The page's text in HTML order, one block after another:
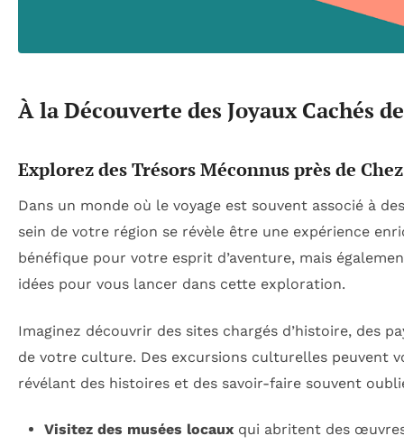
À la Découverte des Joyaux Cachés
Explorez des Trésors Méconnus près de
Dans un monde où le voyage est souvent associé à
sein de votre région se révèle être une expérience
bénéfique pour votre esprit d’aventure, mais
idées pour vous lancer dans cette exploration.
Imaginez découvrir des sites chargés d’histoire, des
de votre culture. Des excursions culturelles peuvent
révélant des histoires et des savoir-faire souvent
Visitez des musées locauxqui abritent des œuvres